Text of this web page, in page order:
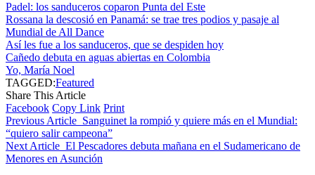
Padel: los sanduceros coparon Punta del Este
Rossana la descosió en Panamá: se trae tres podios y pasaje al
Mundial de All Dance
Así les fue a los sanduceros, que se despiden hoy
Cañedo debuta en aguas abiertas en Colombia
Yo, María Noel
TAGGED:Featured
Share This Article
Facebook Copy Link Print
Previous Article Sanguinet la rompió y quiere más en el Mundial:
“quiero salir campeona”
Next Article El Pescadores debuta mañana en el Sudamericano de
Menores en Asunción